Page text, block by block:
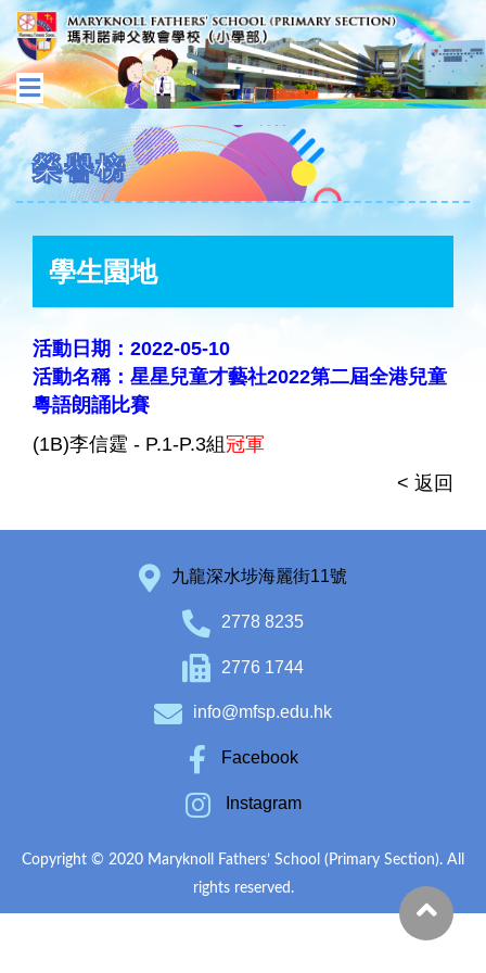
榮譽榜
學生園地
活動日期：2022-05-10
活動名稱：星星兒童才藝社2022第二屆全港兒童
粵語朗誦比賽
(1B)李信霆 - P.1-P.3組 冠軍
< 返回
九龍深水埗海麗街11號
2778 8235
2776 1744
info@mfsp.edu.hk
Facebook
Instagram
Copyright © 2020 Maryknoll Fathers’ School (Primary Section). All
rights reserved.